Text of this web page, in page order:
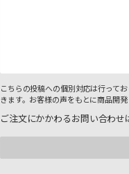
こちらの投稿への個別対応は行って
きます。お客様の声をもとに商品開発
ご注文にかかわるお問い合わせ